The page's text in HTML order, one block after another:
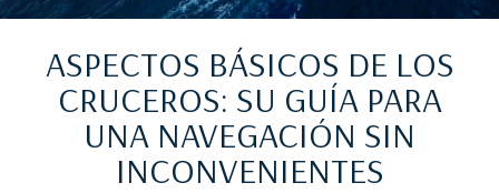
ASPECTOS BÁSICOS DE LOS
CRUCEROS: SU GUÍA PARA
UNA NAVEGACIÓN SIN
INCONVENIENTES